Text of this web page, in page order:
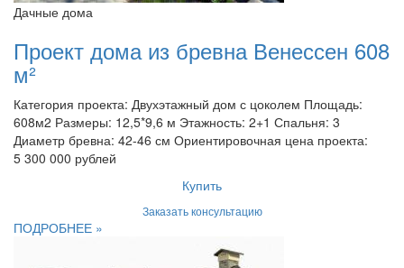
Дачные дома
Проект дома из бревна Венессен 608
м²
Категория проекта: Двухэтажный дом с цоколем Площадь:
608м2 Размеры: 12,5*9,6 м Этажность: 2+1 Спальня: 3
Диаметр бревна: 42-46 см Ориентировочная цена проекта:
5 300 000 рублей
Купить
Заказать консультацию
ПОДРОБНЕЕ »